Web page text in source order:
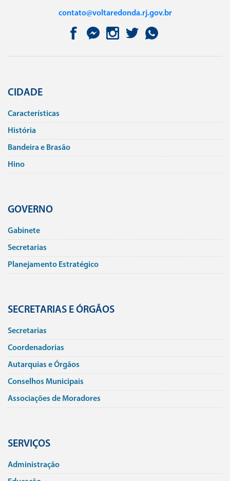
contato@voltaredonda.rj.gov.br
CIDADE
Caracterí­sticas
História
Bandeira e Brasão
Hino
GOVERNO
Gabinete
Secretarias
Planejamento Estratégico
SECRETARIAS E ÓRGÃOS
Secretarias
Coordenadorias
Autarquias e Órgãos
Conselhos Municipais
Associações de Moradores
SERVIÇOS
Administração